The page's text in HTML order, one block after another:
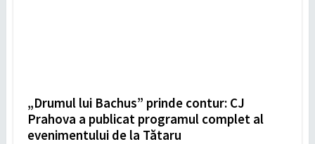
„Drumul lui Bachus” prinde contur: CJ
Prahova a publicat programul complet al
evenimentului de la Tătaru